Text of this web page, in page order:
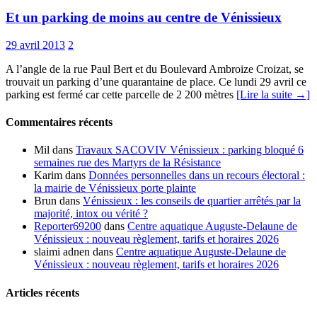
Et un parking de moins au centre de Vénissieux
29 avril 2013 2
A l’angle de la rue Paul Bert et du Boulevard Ambroize Croizat, se
trouvait un parking d’une quarantaine de place. Ce lundi 29 avril ce
parking est fermé car cette parcelle de 2 200 mètres [Lire la suite →]
Commentaires récents
Mil dans Travaux SACOVIV Vénissieux : parking bloqué 6
semaines rue des Martyrs de la Résistance
Karim dans Données personnelles dans un recours électoral :
la mairie de Vénissieux porte plainte
Brun dans Vénissieux : les conseils de quartier arrêtés par la
majorité, intox ou vérité ?
Reporter69200 dans Centre aquatique Auguste-Delaune de
Vénissieux : nouveau règlement, tarifs et horaires 2026
slaimi adnen dans Centre aquatique Auguste-Delaune de
Vénissieux : nouveau règlement, tarifs et horaires 2026
Articles récents